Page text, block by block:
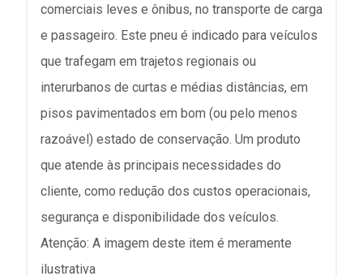
comerciais leves e ônibus, no transporte de carga
e passageiro. Este pneu é indicado para veículos
que trafegam em trajetos regionais ou
interurbanos de curtas e médias distâncias, em
pisos pavimentados em bom (ou pelo menos
razoável) estado de conservação. Um produto
que atende às principais necessidades do
cliente, como redução dos custos operacionais,
segurança e disponibilidade dos veículos.
Atenção: A imagem deste item é meramente
ilustrativa